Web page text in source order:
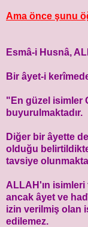
Ama önce şunu
Esmâ-i Husnâ,
Bir âyet-i
"En güzel isimler
buyurulmaktadır.
Diğer bir âyette
olduğu
tavsiye
ALLAH'ın
ancak âyet ve
izin verilmiş olan
edilemez.